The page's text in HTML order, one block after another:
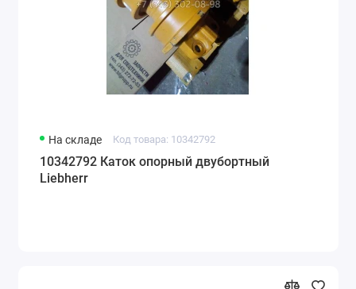
На складе Код товара: 10342792
10342792 Каток опорный двубортный
Liebherr